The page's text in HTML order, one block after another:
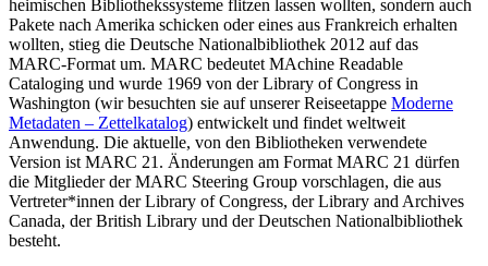
heimischen Bibliothekssysteme flitzen lassen wollten, sondern auch
Pakete nach Amerika schicken oder eines aus Frankreich erhalten
wollten, stieg die Deutsche Nationalbibliothek 2012 auf das
MARC-Format um. MARC bedeutet MAchine Readable
Cataloging und wurde 1969 von der Library of Congress in
Washington (wir besuchten sie auf unserer Reiseetappe Moderne
Metadaten – Zettelkatalog) entwickelt und findet weltweit
Anwendung. Die aktuelle, von den Bibliotheken verwendete
Version ist MARC 21. Änderungen am Format MARC 21 dürfen
die Mitglieder der MARC Steering Group vorschlagen, die aus
Vertreter*innen der Library of Congress, der Library and Archives
Canada, der British Library und der Deutschen Nationalbibliothek
besteht.